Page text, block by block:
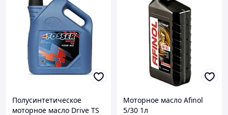
Полусинтетическое
моторное масло Drive TS
Моторное масло Afinol
5/30 1л